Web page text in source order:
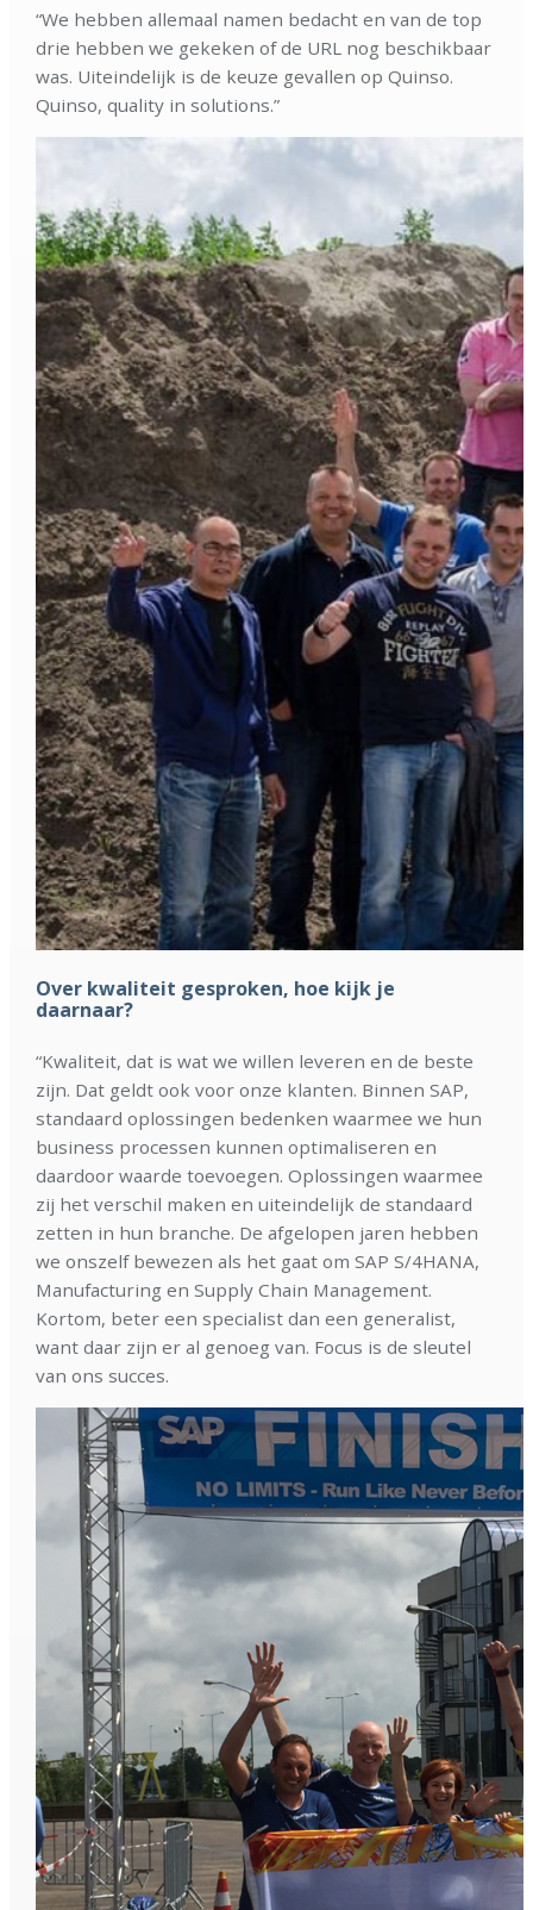
“We hebben allemaal namen bedacht en van de top
drie hebben we gekeken of de URL nog beschikbaar
was. Uiteindelijk is de keuze gevallen op Quinso.
Quinso, quality in solutions.”
Over kwaliteit gesproken, hoe kijk je
daarnaar?
“Kwaliteit, dat is wat we willen leveren en de beste
zijn. Dat geldt ook voor onze klanten. Binnen SAP,
standaard oplossingen bedenken waarmee we hun
business processen kunnen optimaliseren en
daardoor waarde toevoegen. Oplossingen waarmee
zij het verschil maken en uiteindelijk de standaard
zetten in hun branche. De afgelopen jaren hebben
we onszelf bewezen als het gaat om SAP S/4HANA,
Manufacturing en Supply Chain Management.
Kortom, beter een specialist dan een generalist,
want daar zijn er al genoeg van. Focus is de sleutel
van ons succes.